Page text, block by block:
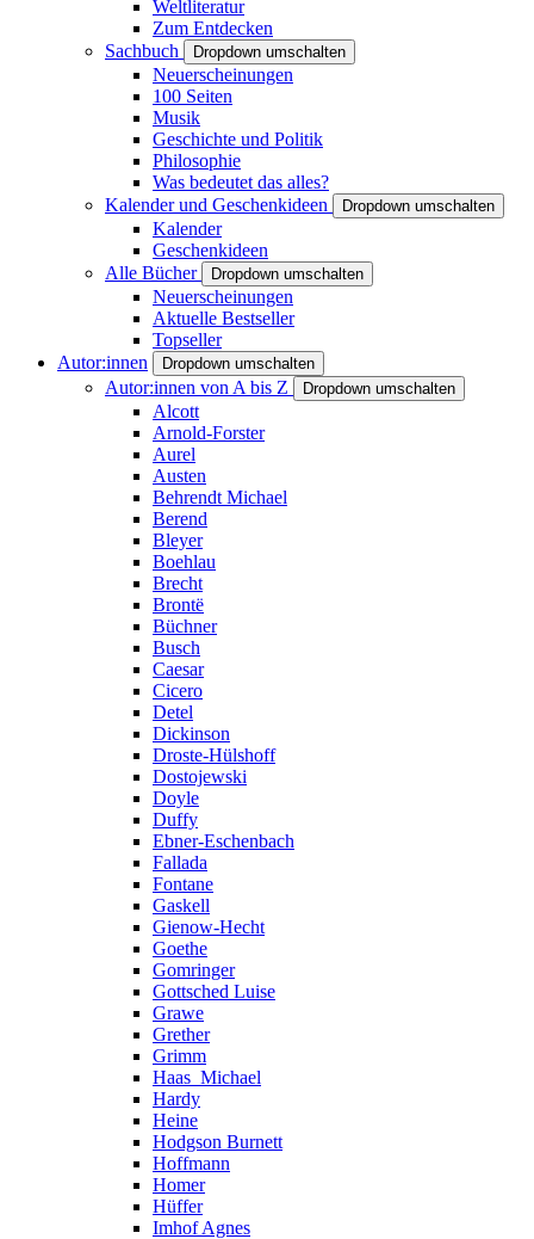
Weltliteratur
Zum Entdecken
Sachbuch
Dropdown umschalten
Neuerscheinungen
100 Seiten
Musik
Geschichte und Politik
Philosophie
Was bedeutet das alles?
Kalender und Geschenkideen
Dropdown umschalten
Kalender
Geschenkideen
Alle Bücher
Dropdown umschalten
Neuerscheinungen
Aktuelle Bestseller
Topseller
Autor:innen
Dropdown umschalten
Autor:innen von A bis Z Dropdown umschalten
Alcott
Arnold-Forster
Aurel
Austen
Behrendt Michael
Berend
Bleyer
Boehlau
Brecht
Brontë
Büchner
Busch
Caesar
Cicero
Detel
Dickinson
Droste-Hülshoff
Dostojewski
Doyle
Duffy
Ebner-Eschenbach
Fallada
Fontane
Gaskell
Gienow-Hecht
Goethe
Gomringer
Gottsched Luise
Grawe
Grether
Grimm
Haas_Michael
Hardy
Heine
Hodgson Burnett
Hoffmann
Homer
Hüffer
Imhof Agnes